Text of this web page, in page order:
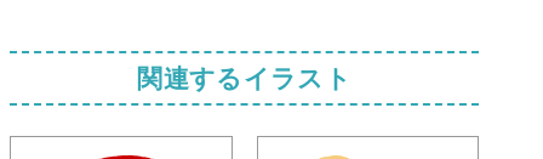
関連するイラスト